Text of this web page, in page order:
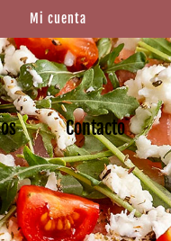
Mi cuenta
Contacto